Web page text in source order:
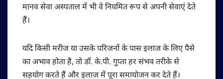
मानव सेवा अस्पताल में भी वे नियमित रूप से अपनी सेवाएं देते
हैं।
यदि किसी मरीज या उसके परिजनों के पास इलाज के लिए पैसे
का अभाव होता है, तो डॉ. के.पी. गुप्ता हर संभव तरीके से
सहयोग करते हैं और इलाज में पूरा समायोजन कर देते हैं।